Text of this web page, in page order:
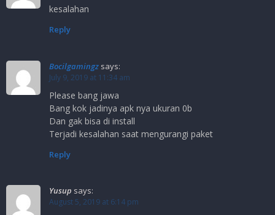
kesalahan
Reply
Bocilgamingz says:
July 9, 2019 at 11:34 am
Please bang jawa
Bang kok jadinya apk nya ukuran 0b
Dan gak bisa di install
Terjadi kesalahan saat mengurangi paket
Reply
Yusup says:
August 5, 2019 at 6:14 pm